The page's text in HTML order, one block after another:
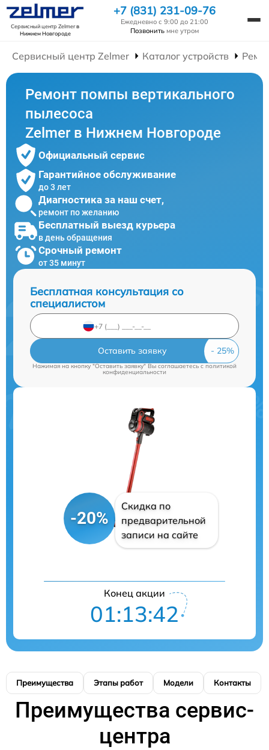
Сервисный центр Zelmerв
Нижнем Новгороде
+7 (831) 231-09-76
Ежедневно с 9:00 до 21:00
Позвонить мне утром
Сервисный центр Zelmer Каталог устройств
Ремонт помпы вертикального
пылесоса
Zelmer в Нижнем Новгороде
Официальный сервис
Гарантийное обслуживание
до 3 лет
Диагностика за наш счет,
ремонт по желанию
Бесплатный выезд курьера
в день обращения
Срочный ремонт
от 35 минут
Бесплатная консультация со
специалистом
Оставить заявку
Нажимая на кнопку "Оставить заявку" Вы соглашаетесь c политикой
конфиденциальности
-20%
Скидка по
предварительной
записи на сайте
Конец акции
01:13:41
Преимущества Этапы работ Модели Контакты
Преимущества сервис-
центра